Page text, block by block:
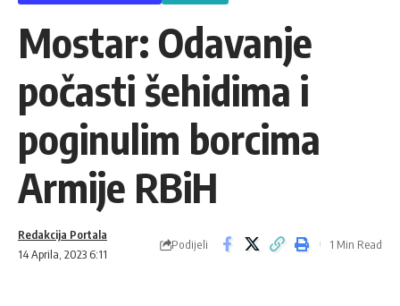
Mostar: Odavanje
počasti šehidima i
poginulim borcima
Armije RBiH
14 Aprila, 2023 6:11
Redakcija Portala
Podijeli 1 Min Read